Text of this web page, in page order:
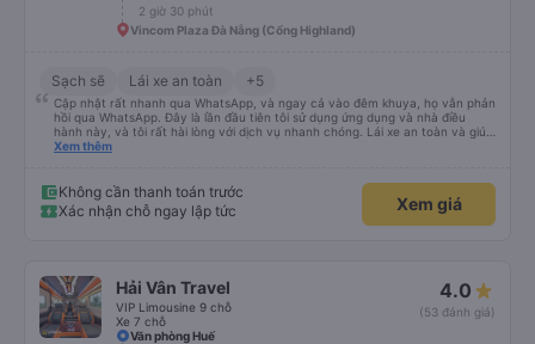
2 giờ 30 phút
Vincom Plaza Đà Nẵng (Cổng Highland)
Sạch sẽ Lái xe an toàn +5
Cập nhật rất nhanh qua WhatsApp, và ngay cả vào đêm khuya, họ vẫn phản
hồi qua WhatsApp. Đây là lần đầu tiên tôi sử dụng ứng dụng và nhà điều
hành này, và tôi rất hài lòng với dịch vụ nhanh chóng. Lái xe an toàn và giúp
tôi đến khách sạn ở Huế, mặc dù tôi không báo trước khi đặt xe và tài xế đã
của họ một lần nữa cho chuyến trở về Đà Nẵng.
Xem thêm
Không cần thanh toán trước
Xác nhận chỗ ngay lập tức
Xem giá
Hải Vân Travel
VIP Limousine 9 chỗ
Xe 7 chỗ
4.0
(53 đánh giá)
Văn phòng Huế